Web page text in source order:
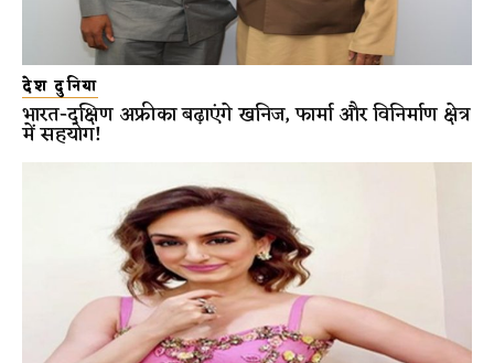
देश दुनिया
भारत-दक्षिण अफ्रीका बढ़ाएंगे खनिज, फार्मा और विनिर्माण क्षेत्र
में सहयोग!